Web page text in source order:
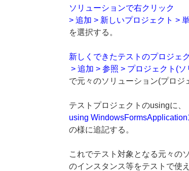
ソリューションで右クリック
> 追加 > 新しいプロジェクト >
を選択する。
新しくできたテストのプロジェ
> 追加 > 参照 > プロジェクト(
で元々のソリューション(プロジ
テストプロジェクトのusingに、
using
の様に追記する。
これでテスト対象となる元々の
のインスタンス等をテストで使え